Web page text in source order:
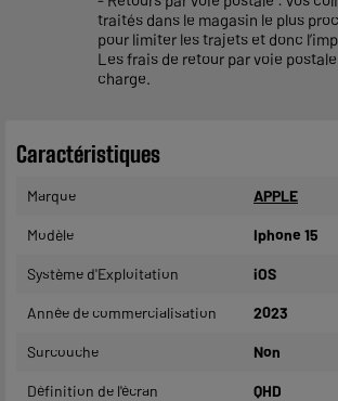
traités dans le magasin le plus
pour limiter les trajets et donc
Les frais de retour par voie
charge.
Caractéristiques
Marque APPLE
Modèle Iphone 15
Système d'Exploitation iOS
Année de commercialisation 2023
Surcouche Non
Définition de l'écran QHD